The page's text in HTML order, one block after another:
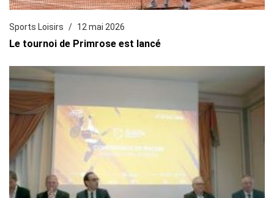
Sports Loisirs 12 mai 2026
Le tournoi de Primrose est lancé